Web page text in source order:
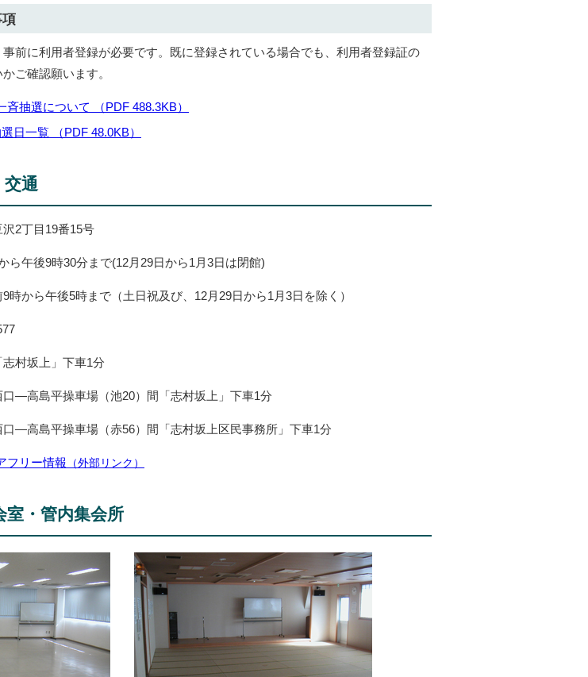
項
前に利用者登録が必要です。既に登録されている場合でも、利用者登録証の
ご確認願います。
抽選について （PDF 488.3KB）
日一覧 （PDF 48.0KB）
交通
2丁目19番15号
ら午後9時30分まで(12月29日から1月3日は閉館)
時から午後5時まで（土日祝及び、12月29日から1月3日を除く）
村坂上」下車1分
―高島平操車場（池20）間「志村坂上」下車1分
―高島平操車場（赤56）間「志村坂上区民事務所」下車1分
フリー情報 （外部リンク）
室・管内集会所